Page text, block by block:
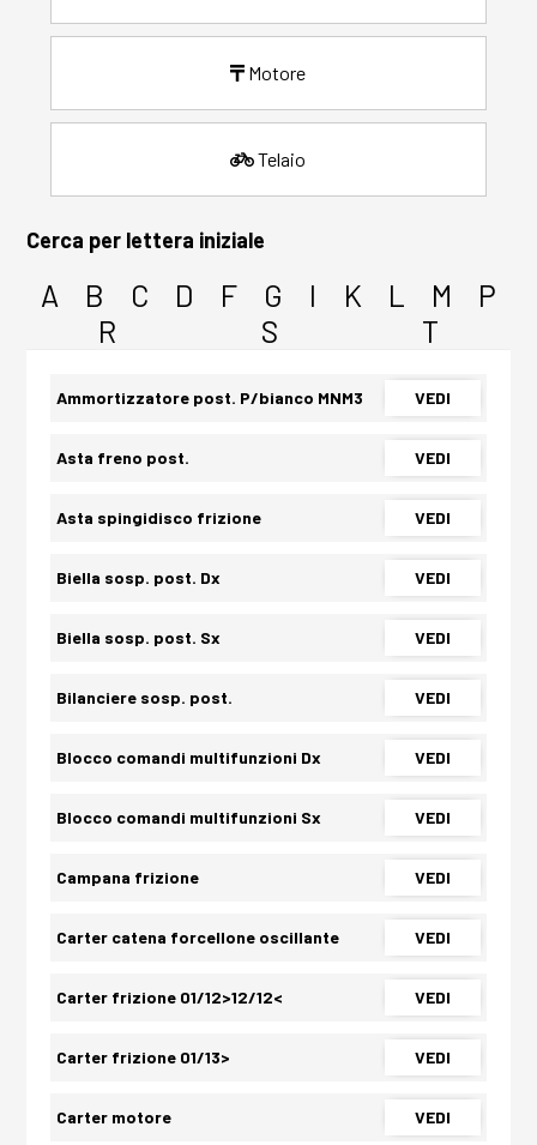
Motore
Telaio
Cerca per lettera iniziale
A B C D F G I K L M
P
R
S T
Ammortizzatore post. P/bianco MNM3 VEDI
Asta freno post. VEDI
Asta spingidisco frizione VEDI
Biella sosp. post. Dx VEDI
Biella sosp. post. Sx VEDI
Bilanciere sosp. post. VEDI
Blocco comandi multifunzioni Dx VEDI
Blocco comandi multifunzioni Sx VEDI
Campana frizione VEDI
Carter catena forcellone oscillante VEDI
Carter frizione 01/12>12/12< VEDI
Carter frizione 01/13> VEDI
Carter motore VEDI